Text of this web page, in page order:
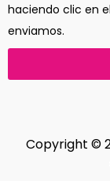
haciendo clic en
enviamos.
Copyright ©